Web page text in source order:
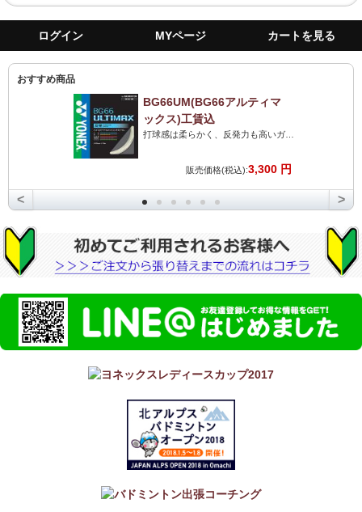
ログイン MYページ カートを見る
おすすめ商品
BG66UM(BG66アルティマ
ックス)工賃込
打球感は柔らかく、反発力も高いガット。打球音は最高のストリングです。力がない人にも最高です!
販売価格(税込):3,300 円
< >